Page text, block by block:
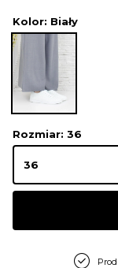
Kolor: Biały
Rozmiar: 36